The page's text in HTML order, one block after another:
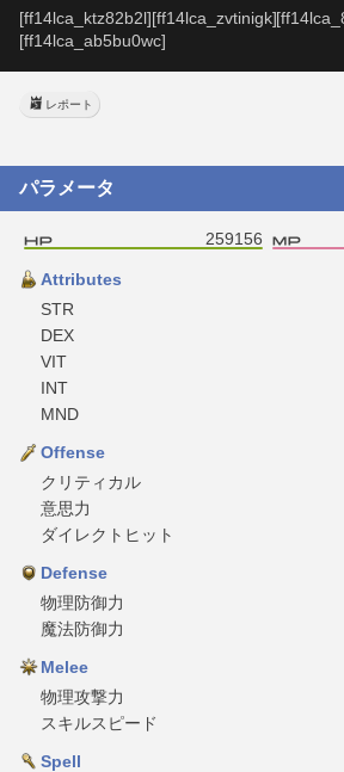
[ff14lca_ab5bu0wc]
レポート
パラメータ
259156
Attributes
STR
DEX
VIT
INT
MND
Offense
クリティカル
意思力
ダイレクトヒット
Defense
物理防御力
魔法防御力
Melee
物理攻撃力
スキルスピード
Spell